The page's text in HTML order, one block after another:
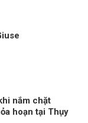
nắm chặt
hoạn tại Thụy